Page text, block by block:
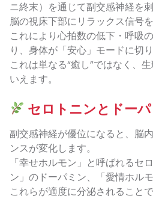
ニ終末）を通じて副交感神経を刺
脳の視床下部にリラックス信号を
これにより心拍数の低下・呼吸
り、身体が「安心」モードに切
これは単なる“癒し”ではなく、
いえます。
セロトニンとドー
副交感神経が優位になると、脳
ンスが変化します。
「幸せホルモン」と呼ばれるセ
ン」のドーパミン、「愛情ホル
これらが適度に分泌されること